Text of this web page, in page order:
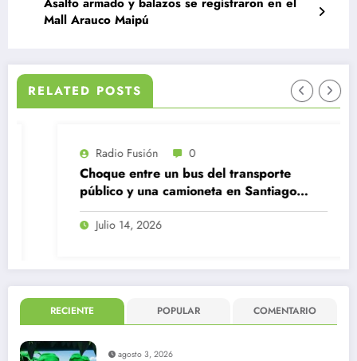
Mall Arauco Maipú
RELATED POSTS
Radio Fusión 0
Choque entre un bus del transporte
público y una camioneta en Santiago
Centro
Julio 14, 2026
RECIENTE POPULAR COMENTARIO
agosto 3, 2026